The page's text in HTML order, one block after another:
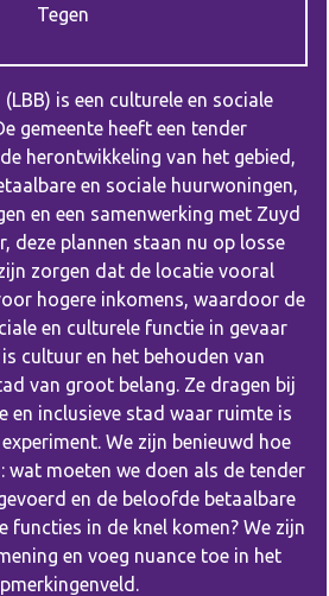
Tegen
is een culturele en sociale
gemeente heeft een tender
herontwikkeling van het gebied,
en sociale huurwoningen,
en een samenwerking met Zuyd
deze plannen staan nu op losse
zorgen dat de locatie vooral
hogere inkomens, waardoor de
en culturele functie in gevaar
cultuur en het behouden van
van groot belang. Ze dragen bij
en inclusieve stad waar ruimte is
We zijn benieuwd hoe
wat moeten we doen als de tender
en de beloofde betaalbare
functies in de knel komen? We zijn
en voeg nuance toe in het